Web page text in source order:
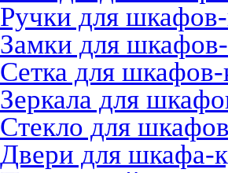
Ручки для
Замки для
Сетка для шкафов-
Зеркала для
Стекло для
Двери для шкафа-